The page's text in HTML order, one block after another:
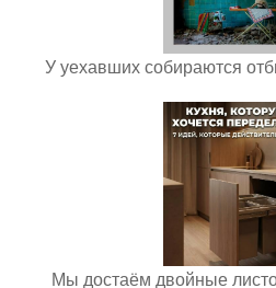
У уехавших собираются
Мы достаём двойные